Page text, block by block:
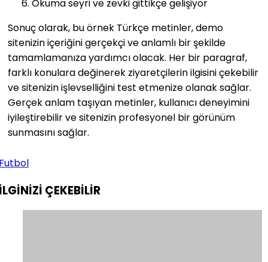
Okuma seyri ve zevki gittikçe gelişiyor
Sonuç olarak, bu örnek Türkçe metinler, demo
sitenizin içeriğini gerçekçi ve anlamlı bir şekilde
tamamlamanıza yardımcı olacak. Her bir paragraf,
farklı konulara değinerek ziyaretçilerin ilgisini çekebilir
ve sitenizin işlevselliğini test etmenize olanak sağlar.
Gerçek anlam taşıyan metinler, kullanıcı deneyimini
iyileştirebilir ve sitenizin profesyonel bir görünüm
sunmasını sağlar.
ÇEKEBİLİR